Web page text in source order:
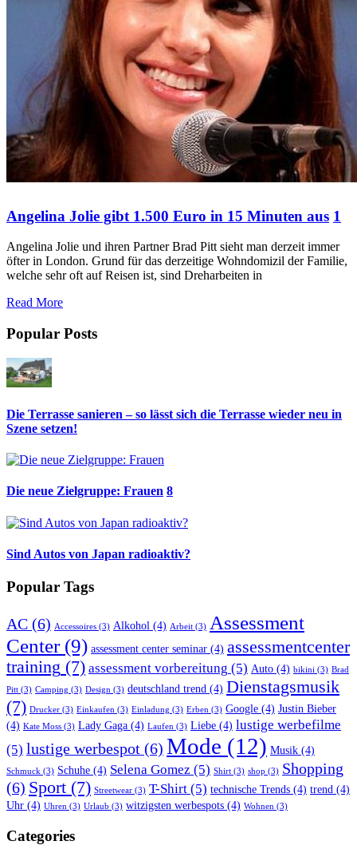
Angelina Jolie gibt 1.500 Euro in 15 Minuten aus 1
Angelina Jolie und ihren Partner Brad Pitt sieht man derzeit immer
öfter in London. Grund für das derzeitige Wohndomizil der Familie,
welche sehr oft auf Reisen ist, sind Dreharbeiten in
Read More
Popular Posts
Die Terrasse sanieren – so lässt sich die Terrasse wieder neu in
Szene setzen!
Die neue Zielgruppe: Frauen 8
Sind Autos von Japan radioaktiv?
Popular Tags
AC (6) Accessoires (3) Alkohol (4) Arbeit (3) Assessment
Center(9) assessment center seminar (4) assessmentcenter
training (7) assessment vorbereitung (5) Auto (4) bikini (3) Brad
Pitt (3) Camping (3) Design (3) deutschland trend (4) Dienstagsmusik
(7) Drucker (3) Einkaufen (3) Einladung (3) Erben (3) Google (4) Justin Bieber
(4) Kate Moss (3) Lady Gaga (4) Laufen (3) Liebe (4) lustige werbefilme
(5) lustige werbespot (6) Mode (12) Musik (4)
Schmuck (3) Schuhe (4) Selena Gomez (5) Shirt (3) shop (3) Shopping
(6) Sport (7) Streetwear (3) T-Shirt (5) technische Trends (4) trend (4)
Uhr (4) Uhren (3) Urlaub (3) witzigsten werbespots (4) Wohnen (3)
Categories